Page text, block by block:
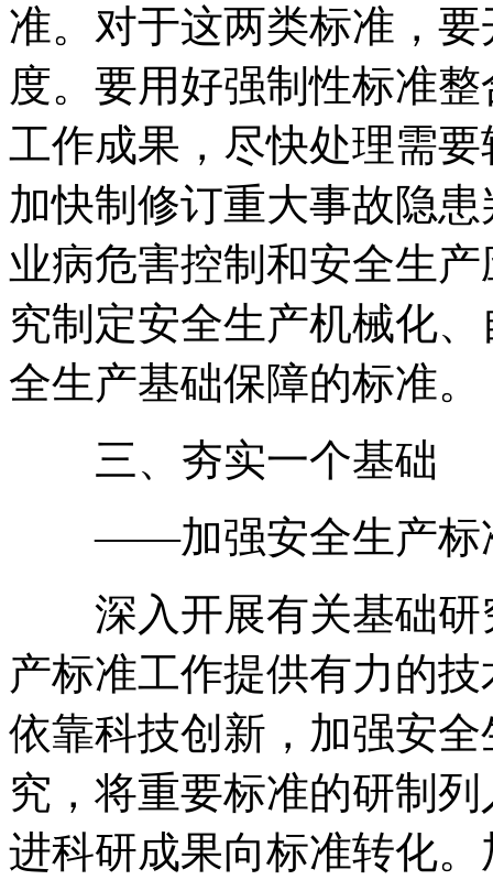
准。对于这两类标准，
度。要用好强制性标准
工作成果，尽快处理需
加快制修订重大事故隐
业病危害控制和安全生
究制定安全生产机械化
全生产基础保障的标准。
三、夯实一个基础
——加强安全生产标
深入开展有关基础研
产标准工作提供有力的
依靠科技创新，加强安
究，将重要标准的研制
进科研成果向标准转化